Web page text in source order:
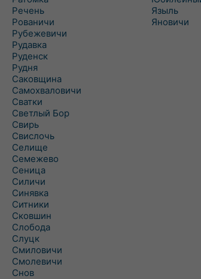
Речень
Рованичи
Рубежевичи
Рудавка
Руденск
Рудня
Саковщина
Самохваловичи
Сватки
Светлый Бор
Свирь
Свислочь
Селище
Семежево
Сеница
Силичи
Синявка
Ситники
Сковшин
Слобода
Слуцк
Смиловичи
Смолевичи
Снов
Языль
Яновичи